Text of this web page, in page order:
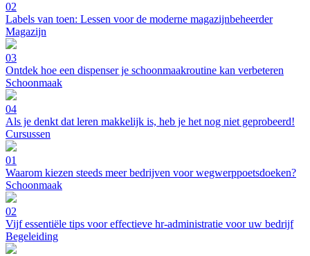
02
Labels van toen: Lessen voor de moderne magazijnbeheerder
Magazijn
03
Ontdek hoe een dispenser je schoonmaakroutine kan verbeteren
Schoonmaak
04
Als je denkt dat leren makkelijk is, heb je het nog niet geprobeerd!
Cursussen
01
Waarom kiezen steeds meer bedrijven voor wegwerppoetsdoeken?
Schoonmaak
02
Vijf essentiële tips voor effectieve hr-administratie voor uw bedrijf
Begeleiding